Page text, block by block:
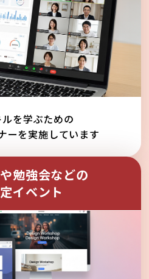
を学ぶための
ーを実施しています
勉強会などの
イベント